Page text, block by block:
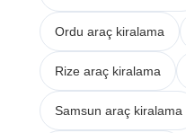
Ordu araç kiralama
Rize araç kiralama
Samsun araç kiralama